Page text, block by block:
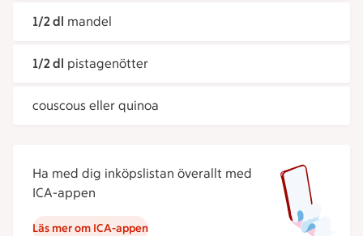
1/2 dl mandel
1/2 dl pistagenötter
couscous eller quinoa
Ha med dig inköpslistan överallt med
ICA-appen
Läs mer om ICA-appen